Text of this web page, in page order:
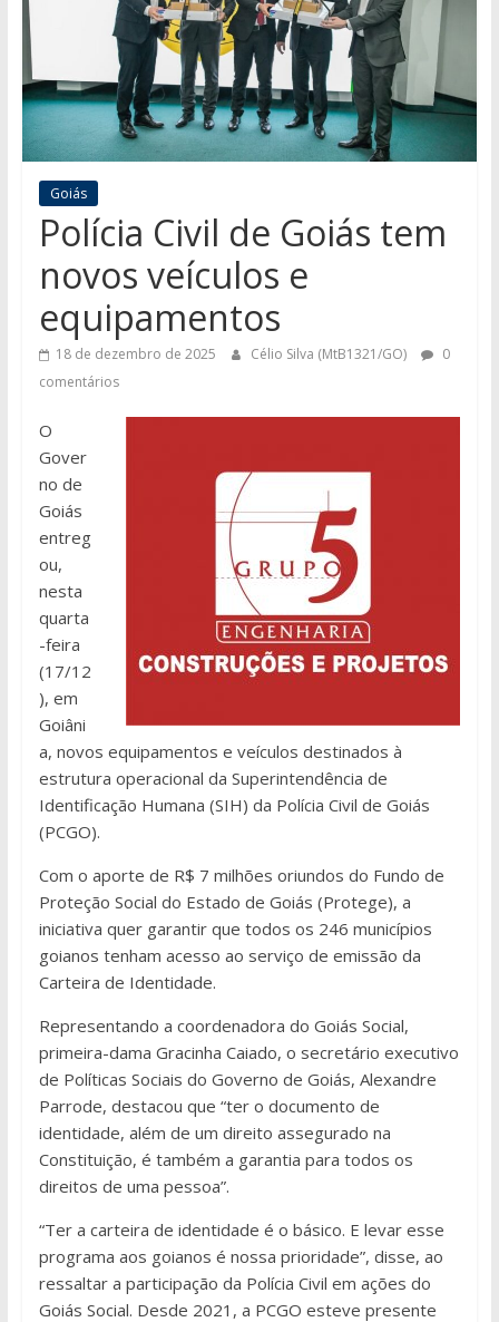
Goiás
Polícia Civil de Goiás tem
novos veículos e
equipamentos
18 de dezembro de 2025 Célio Silva (MtB1321/GO)
0
comentários
O
Gover
no de
Goiás
entreg
ou,
nesta
quarta
-feira
(17/12
), em
Goiâni
a, novos equipamentos e veículos destinados à
estrutura operacional da Superintendência de
Identificação Humana (SIH) da Polícia Civil de Goiás
(PCGO).
Com o aporte de R$ 7 milhões oriundos do Fundo de
Proteção Social do Estado de Goiás (Protege), a
iniciativa quer garantir que todos os 246 municípios
goianos tenham acesso ao serviço de emissão da
Carteira de Identidade.
Representando a coordenadora do Goiás Social,
primeira-dama Gracinha Caiado, o secretário executivo
de Políticas Sociais do Governo de Goiás, Alexandre
Parrode, destacou que “ter o documento de
identidade, além de um direito assegurado na
Constituição, é também a garantia para todos os
direitos de uma pessoa”.
“Ter a carteira de identidade é o básico. E levar esse
programa aos goianos é nossa prioridade”, disse, ao
ressaltar a participação da Polícia Civil em ações do
Goiás Social. Desde 2021, a PCGO esteve presente